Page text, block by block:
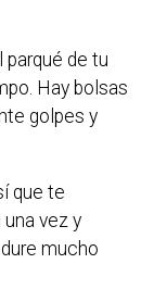
de tu
Hay bolsas
golpes y
que te
vez y
mucho